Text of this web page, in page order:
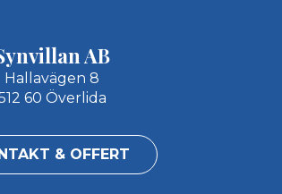
AB
Hallavägen 8
60 Överlida
& OFFERT